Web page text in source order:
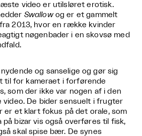
video er utilsløret erotisk.
Swallowog er et gammelt
2013, hvor en række kvinder
nøgenbader i en skovsø med
nydende og sanselige og gør sig
til for kameraet i forførende
som der ikke var nogen af i den
video. De bider sensuelt i frugter
er et klart fokus på det orale, som
på bizar vis også overføres til fisk,
skal spise bær. De synes